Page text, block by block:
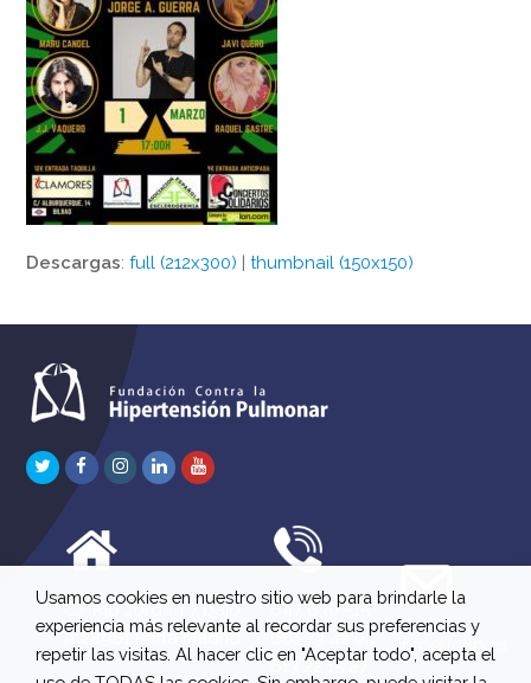
Descargas:full (212x300) |thumbnail (150x150)
TwitterFacebook
Instagram
LinkedInYoutube
C/ Río Jordán 7 bajo
A 28981 Parla Madrid
647 630 515
661 73 42 04
613 22 15 27
info@fchp.es
Usamos cookies en nuestro sitio web para brindarle la
experiencia más relevante al recordar sus preferencias y
repetir las visitas. Al hacer clic en "Aceptar todo", acepta el